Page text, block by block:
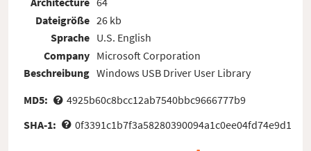
Dateigröße
Sprache
Company
Beschreibung
26 kb
U.S. English
Microsoft Corporation
Windows USB Driver User Library
MD5:
4925b60c8bcc12ab7540bbc9666777b9
SHA-1:
0f3391c1b7f3a58280390094a1c0ee04fd74e9d1